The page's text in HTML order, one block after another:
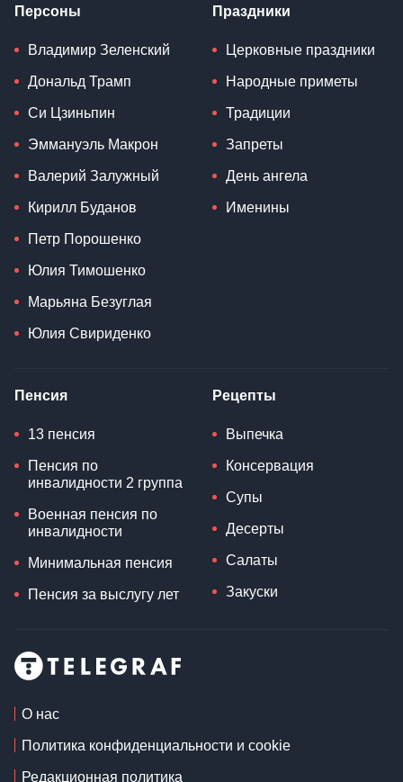
Персоны
Владимир Зеленский
Дональд Трамп
Си Цзиньпин
Эммануэль Макрон
Валерий Залужный
Кирилл Буданов
Петр Порошенко
Юлия Тимошенко
Марьяна Безуглая
Юлия Свириденко
Праздники
Церковные праздники
Народные приметы
Традиции
Запреты
День ангела
Именины
Пенсия
13 пенсия
Пенсия по
инвалидности 2 группа
Военная пенсия по
инвалидности
Минимальная пенсия
Пенсия за выслугу лет
Рецепты
Выпечка
Консервация
Супы
Десерты
Салаты
Закуски
О нас
Политика конфиденциальности и cookie
Редакционная политика